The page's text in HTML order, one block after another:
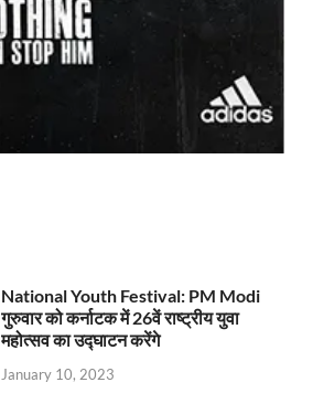
National Youth Festival: PM Modi
गुरुवार को कर्नाटक में 26वें राष्ट्रीय युवा
महोत्सव का उद्घाटन करेंगे
January 10, 2023